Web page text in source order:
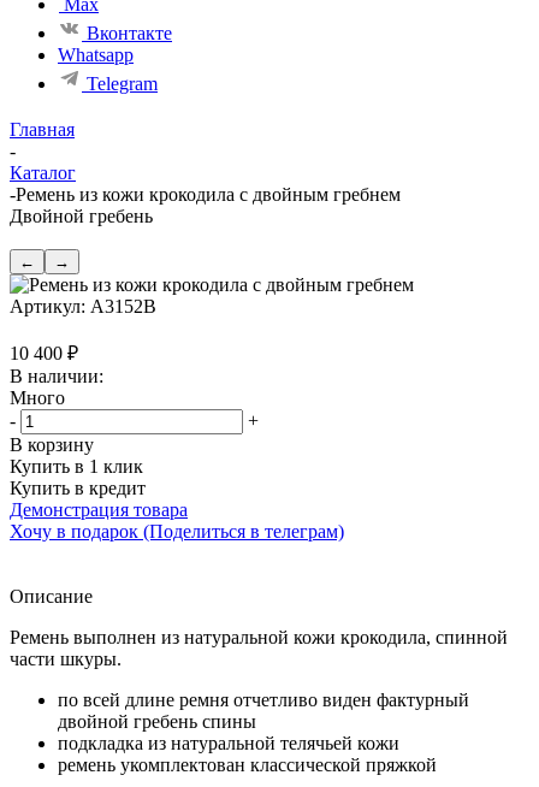
Max
Вконтакте
Whatsapp
Telegram
Главная
-
Каталог
-Ремень из кожи крокодила с двойным гребнем
Двойной гребень
← →
Артикул: A3152B
10 400 ₽
В наличии:
Много
-
+
В корзину
Купить в 1 клик
Купить в кредит
Демонстрация товара
Хочу в подарок (Поделиться в телеграм)
Описание
Ремень выполнен из натуральной кожи крокодила, спинной
части шкуры.
по всей длине ремня отчетливо виден фактурный
двойной гребень спины
подкладка из натуральной телячьей кожи
ремень укомплектован классической пряжкой